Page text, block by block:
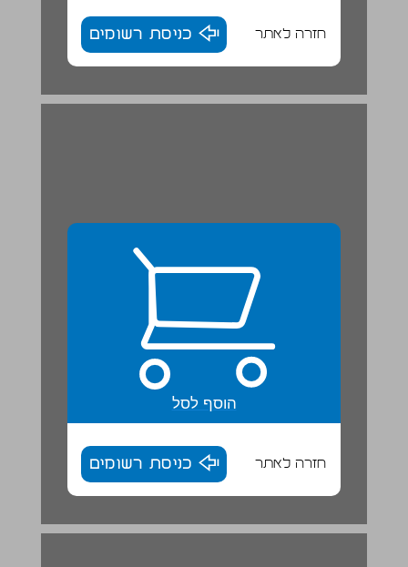
חזרה לאתר כניסת רשומים
7. איזה יופי של תיאור ... 23
הוסף לסל
חזרה לאתר כניסת רשומים